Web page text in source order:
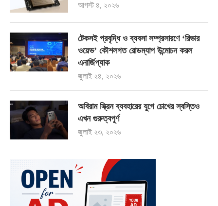
আগস্ট ৪, ২০২৬
টেকসই প্রবৃদ্ধি ও ব্যবসা সম্প্রসারণে ‘রিভার
ওয়েভ’ কৌশলগত রোডম্যাপ উন্মোচন করল
এনার্জিপ্যাক
জুলাই ২৪, ২০২৬
অবিরাম স্ক্রিন ব্যবহারের যুগে চোখের স্বস্তিও
এখন গুরুত্বপূর্ণ
জুলাই ২৩, ২০২৬